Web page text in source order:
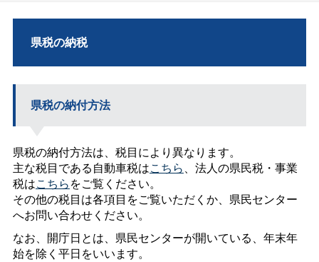
県税の納税
県税の納付方法
県税の納付方法は、税目により異なります。
主な税目である自動車税はこちら 、法人の県民税・事業
税はこちらをご覧ください。
その他の税目は各項目をご覧いただくか、県民センター
へお問い合わせください。
なお、開庁日とは、県民センターが開いている、年末年
始を除く平日をいいます。